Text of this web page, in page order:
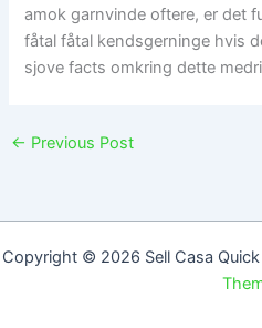
amok garnvinde oftere, er det
fåtal fåtal kendsgerninge hvis
sjove facts omkring dette
← Previous Post
Copyright © 2026 Sell Casa